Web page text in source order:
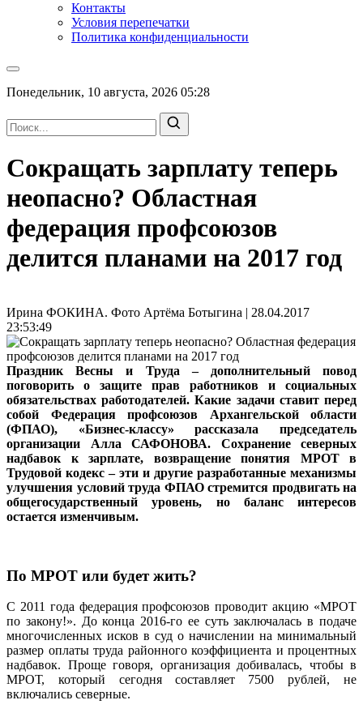
Контакты
Условия перепечатки
Политика конфиденциальности
Понедельник, 10 августа, 2026 05:28
Сокращать зарплату теперь
неопасно? Областная
федерация профсоюзов
делится планами на 2017 год
Ирина ФОКИНА. Фото Артёма Ботыгина | 28.04.2017
23:53:49
Праздник Весны и Труда – дополнительный повод
поговорить о защите прав работников и социальных
обязательствах работодателей. Какие задачи ставит перед
собой Федерация профсоюзов Архангельской области
(ФПАО), «Бизнес-классу» рассказала председатель
организации Алла САФОНОВА. Сохранение северных
надбавок к зарплате, возвращение понятия МРОТ в
Трудовой кодекс – эти и другие разработанные механизмы
улучшения условий труда ФПАО стремится продвигать на
общегосударственный уровень, но баланс интересов
остается изменчивым.
По МРОТ или будет жить?
С 2011 года федерация профсоюзов проводит акцию «МРОТ
по закону!». До конца 2016-го ее суть заключалась в подаче
многочисленных исков в суд о начислении на минимальный
размер оплаты труда районного коэффициента и процентных
надбавок. Проще говоря, организация добивалась, чтобы в
МРОТ, который сегодня составляет 7500 рублей, не
включались северные.